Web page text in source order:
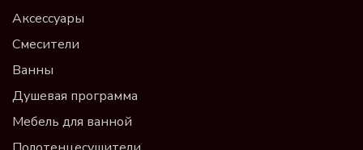
Аксессуары
Смесители
Ванны
Душевая программа
Мебель для ванной